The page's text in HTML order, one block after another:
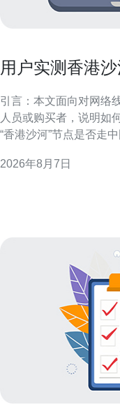
用户实测香港
引言：本文面向对网络
人员或购买者，说明如
“香港沙河”节点是否走
断言，提供操作步骤与
2026年8月7日